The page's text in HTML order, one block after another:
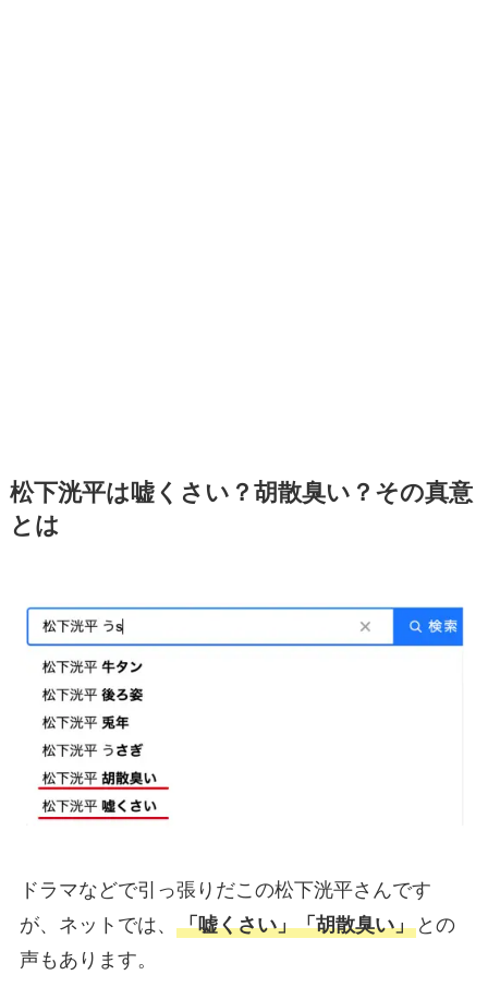
松下洸平は嘘くさい？胡散臭い？その真意
とは
ドラマなどで引っ張りだこの松下洸平さんです
が、ネットでは、 「嘘くさい」「胡散臭い」との
声もあります。